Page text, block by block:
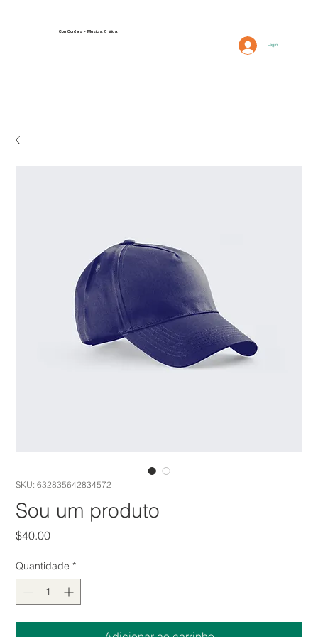
ComCordas - Música & Vida
DescriçãoLogin
SKU: 632835642834572
Sou um produto
$40.00Preço
Quantidade *